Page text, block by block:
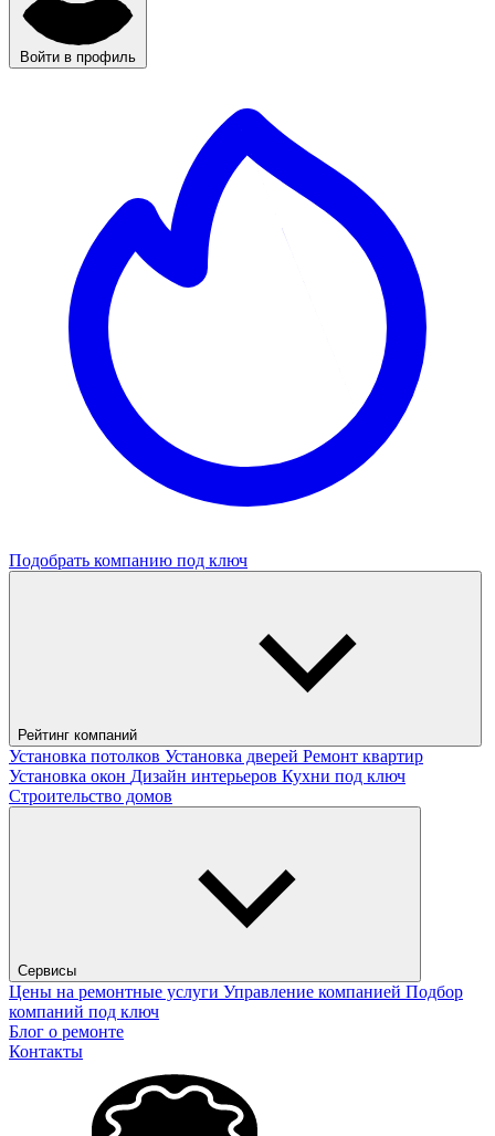
Войти в профиль
Подобрать компанию под ключ
Рейтинг компаний
Установка потолков Установка дверей Ремонт квартир
Установка окон Дизайн интерьеров Кухни под ключ
Строительство домов
Сервисы
Цены на ремонтные услуги Управление компанией Подбор
компаний под ключ
Блог о ремонте
Контакты